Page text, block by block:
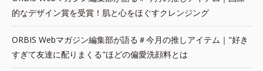
的なデザイン賞を受賞！肌と心をほぐすクレンジング
ORBIS Webマガジン編集部が語る＃今月の推しアイテム｜"好き
すぎて友達に配りまくる"ほどの偏愛洗顔料とは